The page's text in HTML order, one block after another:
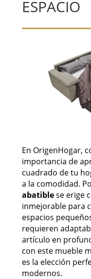
ESPACIO
En OrigenHogar,
importancia de
cuadrado de tu
a la comodidad.
abatiblese erige
inmejorable para
espacios
requieren
artículo en
con este mueble
es la elección
modernos.